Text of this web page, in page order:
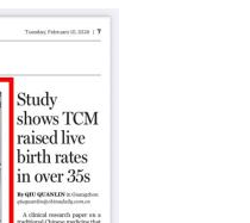
5月14日，科睿唯安公布了最